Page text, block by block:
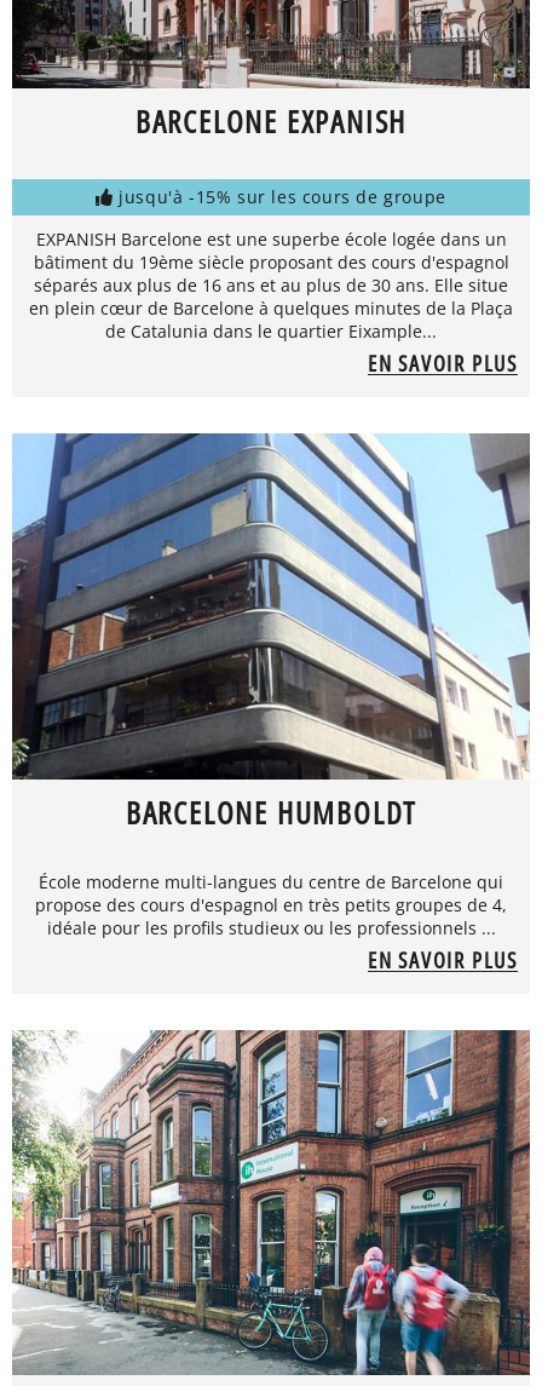
BARCELONE EXPANISH
jusqu'à -15% sur les cours de groupe
EXPANISH Barcelone est une superbe école logée dans un
bâtiment du 19ème siècle proposant des cours d'espagnol
séparés aux plus de 16 ans et au plus de 30 ans. Elle situe
en plein cœur de Barcelone à quelques minutes de la Plaça
de Catalunia dans le quartier Eixample...
EN SAVOIR PLUS
BARCELONE HUMBOLDT
École moderne multi-langues du centre de Barcelone qui
propose des cours d'espagnol en très petits groupes de 4,
idéale pour les profils studieux ou les professionnels ...
EN SAVOIR PLUS